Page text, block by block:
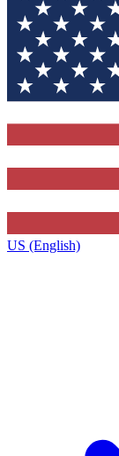
US (English)